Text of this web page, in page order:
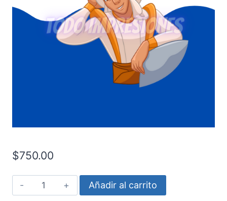
$750.00
Aladdin
-
Añadir al carrito